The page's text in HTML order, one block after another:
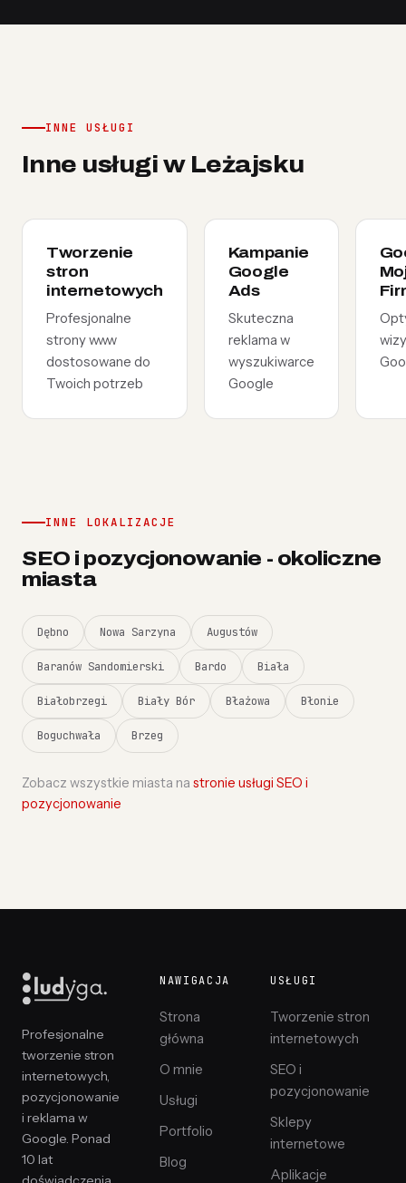
INNE USŁUGI
Inne usługi w Leżajsku
Tworzenie
stron
internetowych
Profesjonalne
strony www
dostosowane do
Twoich potrzeb
Kampanie
Google
Ads
Skuteczna
reklama w
wyszukiwarce
Google
INNE LOKALIZACJE
SEO i pozycjonowanie - okoliczne
miasta
Dębno Nowa Sarzyna Augustów
Baranów Sandomierski Bardo Biała
Białobrzegi Biały Bór Błażowa Błonie
Boguchwała Brzeg
Zobacz wszystkie miasta na stronie usługi SEO i
pozycjonowanie
Profesjonalne
tworzenie stron
internetowych,
pozycjonowanie
i reklama w
Google. Ponad
10 lat
NAWIGACJA
Strona
główna
O mnie
Usługi
Portfolio
Blog
USŁUGI
Tworzenie stron
internetowych
SEO i
pozycjonowanie
Sklepy
internetowe
Aplikacje